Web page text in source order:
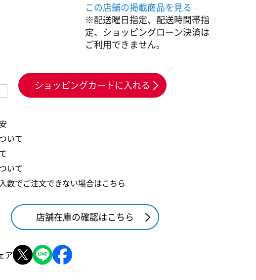
この店舗の掲載商品を見る
※配送曜日指定、配送時間帯指
定、ショッピングローン決済は
ご利用できません。
ショッピングカートに入れる
いて
いて
数でご注文できない場合はこちら
店舗在庫の確認はこちら
ア